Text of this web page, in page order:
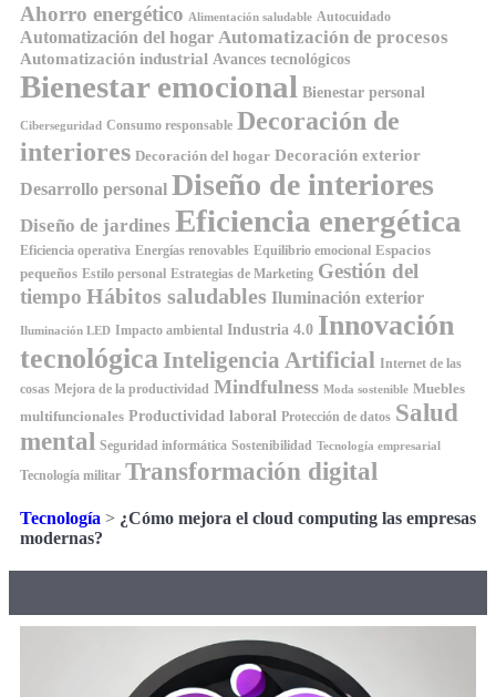
Ahorro energético Alimentación saludable Autocuidado
Automatización del hogar Automatización de procesos
Automatización industrial Avances tecnológicos
Bienestar emocional Bienestar personal
Ciberseguridad Consumo responsable Decoración de
interiores Decoración del hogar Decoración exterior
Desarrollo personal Diseño de interiores
Diseño de jardines Eficiencia energética
Eficiencia operativa Energías renovables Equilibrio emocional Espacios
pequeños Estilo personal Estrategias de Marketing Gestión del
tiempo Hábitos saludables Iluminación exterior
Iluminación LED Impacto ambiental Industria 4.0 Innovación
tecnológica Inteligencia Artificial Internet de las
cosas Mejora de la productividad Mindfulness Moda sostenible Muebles
multifuncionales Productividad laboral Protección de datos Salud
mental Seguridad informática Sostenibilidad Tecnología empresarial
Tecnología militar Transformación digital
Tecnología > ¿Cómo mejora el cloud computing las empresas
modernas?